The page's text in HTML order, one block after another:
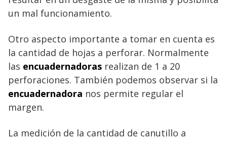
un mal funcionamiento.
Otro aspecto importante a tomar en cuenta es
la cantidad de hojas a perforar. Normalmente
las encuadernadoras realizan de 1 a 20
perforaciones. También podemos observar si la
encuadernadora nos permite regular el
margen.
La medición de la cantidad de canutillo a